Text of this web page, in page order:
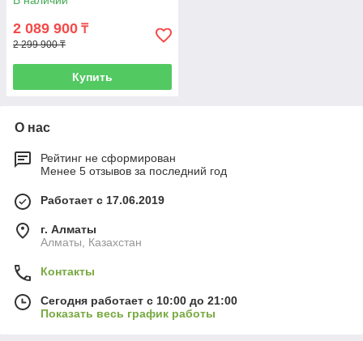
2 089 900 ₸
2 299 900 ₸
Купить
О нас
Рейтинг не сформирован
Менее 5 отзывов за последний год
Работает с 17.06.2019
г. Алматы
Алматы, Казахстан
Контакты
Сегодня работает с 10:00 до 21:00
Показать весь график работы